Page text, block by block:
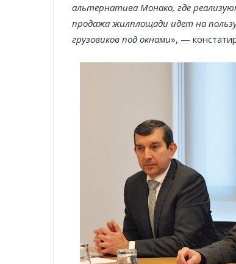
альтернатива Монако, где
продажа жилплощади идет на
грузовиков под окнами», —